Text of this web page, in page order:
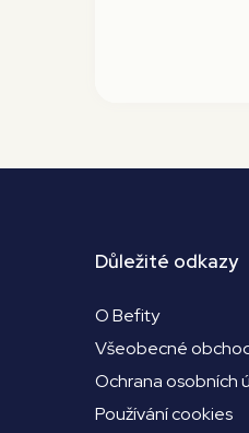
Důležité odkazy
O Befity
Všeobecné
Ochrana osobních
Používání cookies